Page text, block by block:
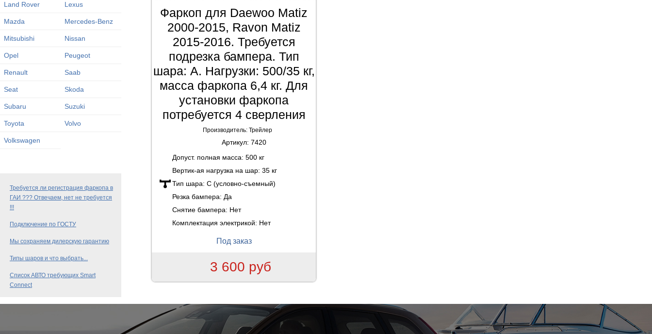
Land Rover Lexus
Mazda Mercedes-Benz
Mitsubishi Nissan
Opel Peugeot
Renault Saab
Seat Skoda
Subaru Suzuki
Toyota Volvo
Volkswagen
Требуется ли регистрация фаркопа в
ГАИ ??? Отвечаем, нет не требуется
!!!
Подключение по ГОСТУ
Мы сохраняем дилерскую гарантию
Типы шаров и что выбрать...
Список АВТО требующих Smart
Connect
Фаркоп для Daewoo Matiz
2000-2015, Ravon Matiz
2015-2016. Требуется
подрезка бампера. Тип
шара: A. Нагрузки: 500/35 кг,
масса фаркопа 6,4 кг. Для
установки фаркопа
потребуется 4 сверления
Производитель: Трейлер
Артикул: 7420
Допуст. полная масса: 500 кг
Вертик-ая нагрузка на шар: 35 кг
Тип шара: C (условно-съемный)
Резка бампера: Да
Снятие бампера: Нет
Комплектация электрикой: Нет
Под заказ
3 600 руб